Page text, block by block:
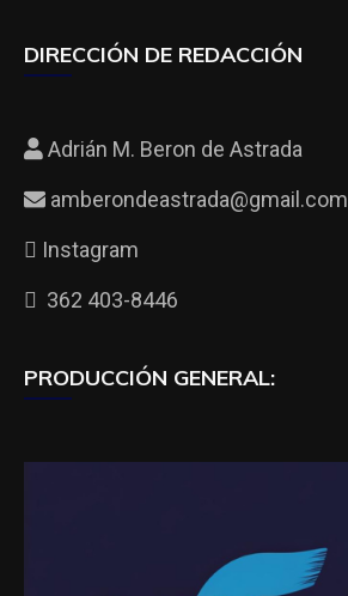
DIRECCIÓN DE REDACCIÓN
Adrián M. Beron de Astrada
amberondeastrada@gmail.com
Instagram
362 403-8446
PRODUCCIÓN GENERAL: